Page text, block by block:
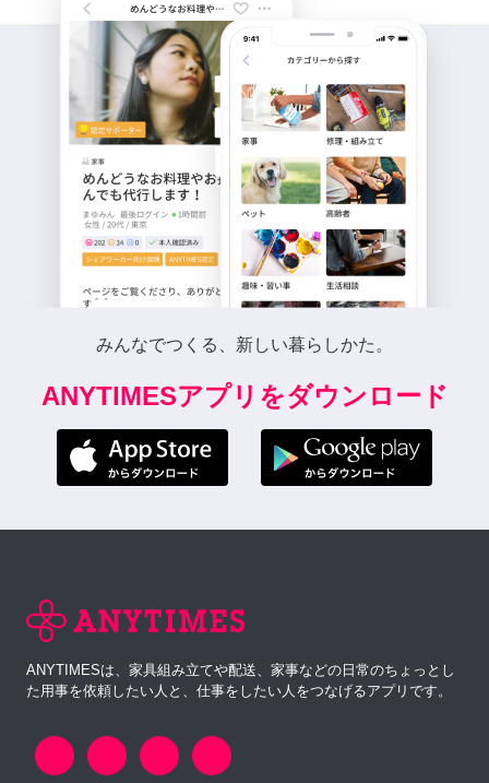
みんなでつくる、新しい暮らしかた。
ANYTIMESアプリをダウンロード
ANYTIMESは、家具組み立てや配送、家事などの日常のちょっとし
た用事を依頼したい人と、仕事をしたい人をつなげるアプリです。